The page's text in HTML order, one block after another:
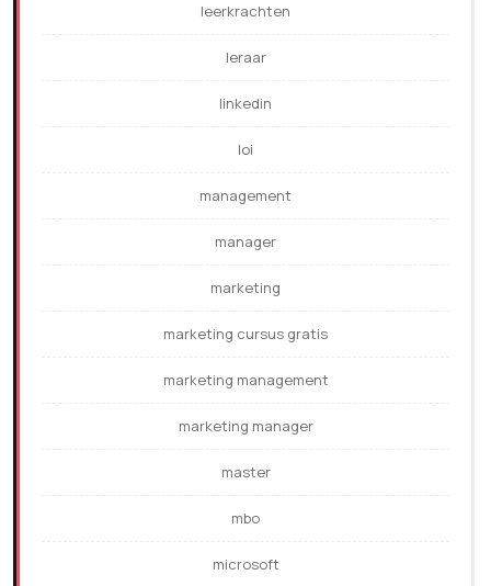
leerkrachten
leraar
linkedin
loi
management
manager
marketing
marketing cursus gratis
marketing management
marketing manager
master
mbo
microsoft